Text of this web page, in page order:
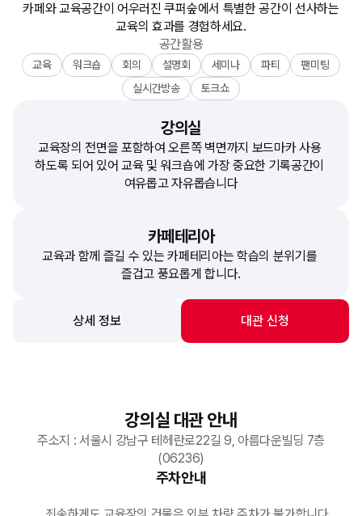
카페와 교육공간이 어우러진 쿠퍼숲에서 특별한 공간이 선사하는
교육의 효과를 경험하세요.
공간활용
교육 워크숍 회의 설명회 세미나 파티
팬미팅
실시간방송
토크쇼
강의실
교육장의 전면을 포함하여 오른쪽 벽면까지 보드마카 사용
하도록 되어 있어 교육 및 워크숍에 가장 중요한 기록공간이
여유롭고 자유롭습니다
카페테리아
교육과 함께 즐길 수 있는 카페테리아는 학습의 분위기를
즐겁고 풍요롭게 합니다.
상세 정보 대관 신청
강의실 대관 안내
주소지 : 서울시 강남구 테헤란로22길 9, 아름다운빌딩 7층
(06236)
주차안내